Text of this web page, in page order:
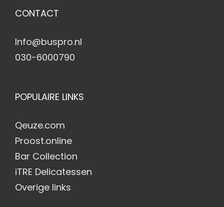
CONTACT
Info@buspro.nl
030-6000790
POPULAIRE LINKS
Qeuze.com
Proost.online
Bar Collection
iTRE Delicatessen
Overige links